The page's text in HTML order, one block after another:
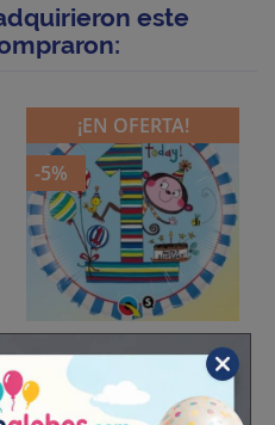
este
Globo 1 Año Rachel
Mono Foil
¡EN OFERTA!
-5%